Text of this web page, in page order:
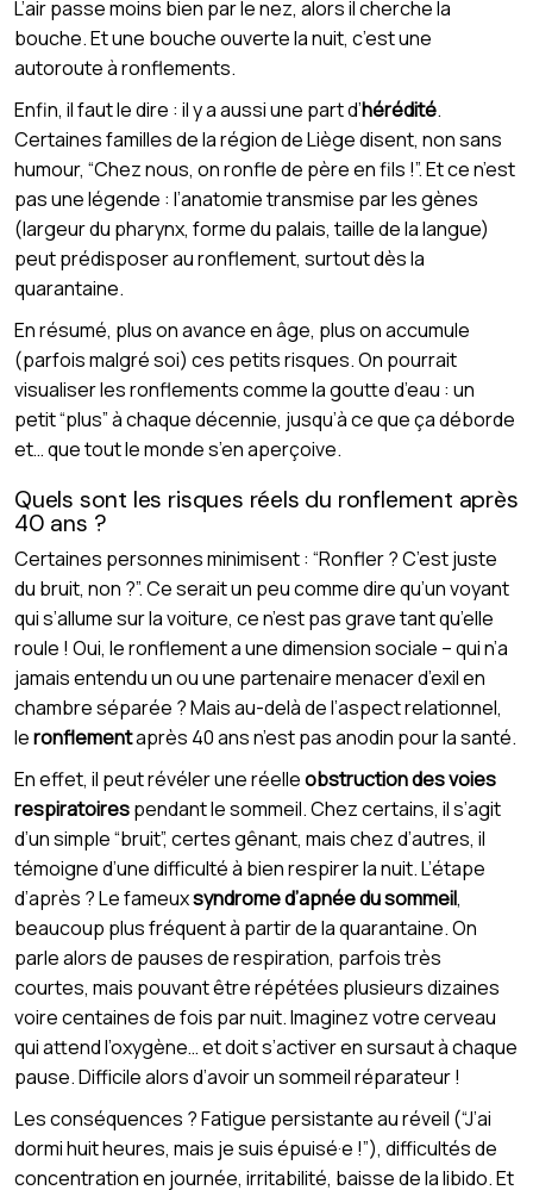
L’air passe moins bien par le nez, alors il cherche la
bouche. Et une bouche ouverte la nuit, c’est une
autoroute à ronflements.
Enfin, il faut le dire : il y a aussi une part d’hérédité.
Certaines familles de la région de Liège disent, non sans
humour, “Chez nous, on ronfle de père en fils !”. Et ce n’est
pas une légende : l’anatomie transmise par les gènes
(largeur du pharynx, forme du palais, taille de la langue)
peut prédisposer au ronflement, surtout dès la
quarantaine.
En résumé, plus on avance en âge, plus on accumule
(parfois malgré soi) ces petits risques. On pourrait
visualiser les ronflements comme la goutte d’eau : un
petit “plus” à chaque décennie, jusqu’à ce que ça déborde
et… que tout le monde s’en aperçoive.
Quels sont les risques réels du ronflement après
40 ans ?
Certaines personnes minimisent : “Ronfler ? C’est juste
du bruit, non ?”. Ce serait un peu comme dire qu’un voyant
qui s’allume sur la voiture, ce n’est pas grave tant qu’elle
roule ! Oui, le ronflement a une dimension sociale – qui n’a
jamais entendu un ou une partenaire menacer d’exil en
chambre séparée ? Mais au-delà de l’aspect relationnel,
leronflementaprès 40 ans n’est pas anodin pour la santé.
En effet, il peut révéler une réelleobstruction des voies
respiratoirespendant le sommeil. Chez certains, il s’agit
d’un simple “bruit”, certes gênant, mais chez d’autres, il
témoigne d’une difficulté à bien respirer la nuit. L’étape
d’après ? Le fameuxsyndrome d’apnée du sommeil,
beaucoup plus fréquent à partir de la quarantaine. On
parle alors de pauses de respiration, parfois très
courtes, mais pouvant être répétées plusieurs dizaines
voire centaines de fois par nuit. Imaginez votre cerveau
qui attend l’oxygène… et doit s’activer en sursaut à chaque
pause. Difficile alors d’avoir un sommeil réparateur !
Les conséquences ? Fatigue persistante au réveil (“J’ai
dormi huit heures, mais je suis épuisé·e !”), difficultés de
concentration en journée, irritabilité, baisse de la libido. Et